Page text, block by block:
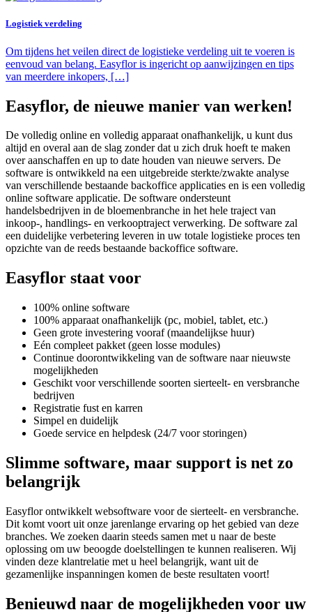
Logistiek verdeling
Om tijdens het veilen direct de logistieke verdeling uit te voeren is
eenvoud van belang. Easyflor is ingericht op aanwijzingen en tips
van meerdere inkopers, […]
Easyflor, de nieuwe manier van werken!
De volledig online en volledig apparaat onafhankelijk, u kunt dus
altijd en overal aan de slag zonder dat u zich druk hoeft te maken
over aanschaffen en up to date houden van nieuwe servers. De
software is ontwikkeld na een uitgebreide sterkte/zwakte analyse
van verschillende bestaande backoffice applicaties en is een volledig
online software applicatie. De software ondersteunt
handelsbedrijven in de bloemenbranche in het hele traject van
inkoop-, handlings- en verkooptraject verwerking. De software zal
een duidelijke verbetering leveren in uw totale logistieke proces ten
opzichte van de reeds bestaande backoffice software.
Easyflor staat voor
100% online software
100% apparaat onafhankelijk (pc, mobiel, tablet, etc.)
Geen grote investering vooraf (maandelijkse huur)
Eén compleet pakket (geen losse modules)
Continue doorontwikkeling van de software naar nieuwste
mogelijkheden
Geschikt voor verschillende soorten sierteelt- en versbranche
bedrijven
Registratie fust en karren
Simpel en duidelijk
Goede service en helpdesk (24/7 voor storingen)
Slimme software, maar support is net zo
belangrijk
Easyflor ontwikkelt websoftware voor de sierteelt- en versbranche.
Dit komt voort uit onze jarenlange ervaring op het gebied van deze
branches. We zoeken daarin steeds samen met u naar de beste
oplossing om uw beoogde doelstellingen te kunnen realiseren. Wij
vinden deze klantrelatie met u heel belangrijk, want uit de
gezamenlijke inspanningen komen de beste resultaten voort!
Benieuwd naar de mogelijkheden voor uw